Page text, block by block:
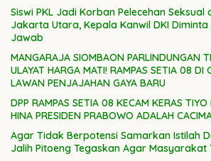
Siswi PKL Jadi Korban Pelecehan
Jakarta Utara, Kepala Kanwil DKI
Jawab
MANGARAJA SIOMBAON PARLINDUNGAN
ULAYAT HARGA MATI! RAMPAS SETIA 08 DI
LAWAN PENJAJAHAN GAYA BARU
DPP RAMPAS SETIA 08 KECAM KERAS
HINA PRESIDEN PRABOWO ADALAH
Agar Tidak Berpotensi Samarkan Istilah
Jalih Pitoeng Tegaskan Agar Masyarakat